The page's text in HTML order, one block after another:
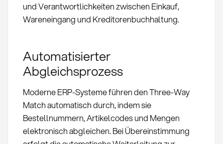
und Verantwortlichkeiten zwischen Einkauf,
Wareneingang und Kreditorenbuchhaltung.
Automatisierter
Abgleichsprozess
Moderne ERP-Systeme führen den Three-Way
Match automatisch durch, indem sie
Bestellnummern, Artikelcodes und Mengen
elektronisch abgleichen. Bei Übereinstimmung